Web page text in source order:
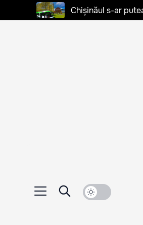
Chișinăul s-ar